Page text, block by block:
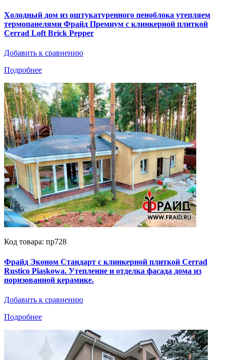
Холодный дом из оштукатуренного пеноблока утепляем
термопанелями Фрайд Премиум с клинкерной плиткой
Cerrad Loft Brick Pepper
Добавить к сравнению
Подробнее
Код товара: пр728
Фрайд Эконом Стандарт с клинкерной плиткой Cerrad
Rustico Piaskowa. Утепление и отделка фасада дома из
поризованной керамике.
Добавить к сравнению
Подробнее